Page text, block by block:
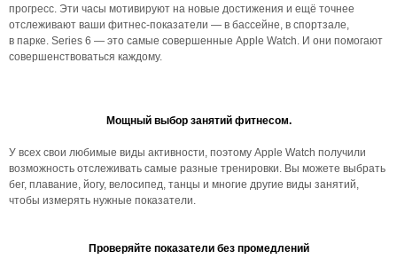
прогресс. Эти часы мотивируют на новые достижения и ещё точнее
отслеживают ваши фитнес‑показатели — в бассейне, в спортзале,
в парке. Series 6 — это самые совершенные Apple Watch. И они помогают
совершенствоваться каждому.
Мощный выбор занятий фитнесом.
У всех свои любимые виды активности, поэтому Apple Watch получили
возможность отслеживать самые разные тренировки. Вы можете выбрать
бег, плавание, йогу, велосипед, танцы и многие другие виды занятий,
чтобы измерять нужные показатели.
Проверяйте показатели без промедлений